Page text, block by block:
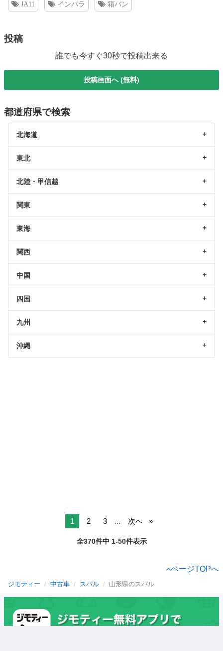
JA11 インパラ 箱バン
投稿
誰でも今すぐ30秒で投稿出来る
投稿画面へ (無料)
都道府県で検索
北海道
東北
北陸・甲信越
関東
東海
関西
中国
四国
九州
沖縄
1 2 3 ... 次へ
全370件中 1-50件表示
ページTOPへ
ジモティー 中古車 スバル 山形県のスバル